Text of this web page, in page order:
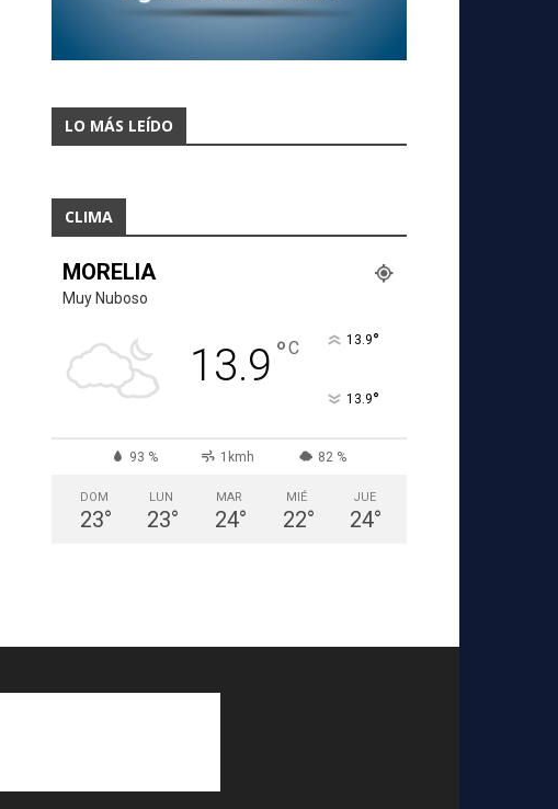
LO MÁS LEÍDO
CLIMA
MORELIA
Muy Nuboso
13.9 °C 13.9°
13.9°
93 % 1kmh 82 %
DOM
23°
LUN
23°
MAR
24°
MIÉ
22°
JUE
24°